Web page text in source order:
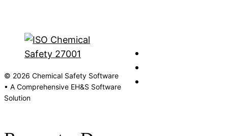
© 2026 Chemical Safety Software
• A Comprehensive EH&S Software
Solution